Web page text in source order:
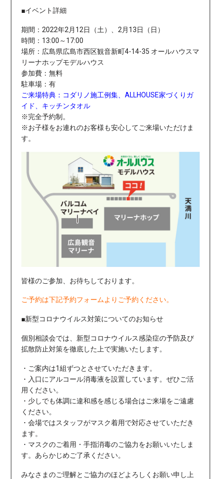
■イベント詳細
期間：2022年2月12日（土）、2月13日（日）
時間：13:00～17:00
場所： 広島県広島市西区観音新町4-14-35 オールハウスマ
リーナホップモデルハウス
参加費：無料
駐車場：有
ご来場特典：コダリノ施工例集、ALLHOUSE家づくりガ
イド、キッチンタオル
※完全予約制。
※お子様をお連れのお客様も安心してご来場いただけま
す。
皆様のご参加、お待ちしております。
ご予約は下記予約フォームよりご予約ください。
■新型コロナウイルス対策についてのお知らせ
個別相談会では、新型コロナウイルス感染症の予防及び
拡散防止対策を徹底した上で実施いたします。
・ご案内は1組ずつとさせていただきます。
・入口にアルコール消毒液を設置しています。ぜひご活
用ください。
・少しでも体調に違和感を感じる場合はご来場をご遠慮
ください。
・会場ではスタッフがマスク着用で対応させていただき
ます。
・マスクのご着用・手指消毒のご協力をお願いいたしま
す。あらかじめご了承ください。
みなさまのご理解とご協力のほどよろしくお願い申し上